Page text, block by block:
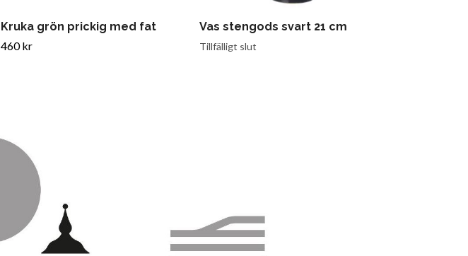
Kruka grön prickig med fat
460 kr
Vas stengods svart 21 cm
Tillfälligt slut